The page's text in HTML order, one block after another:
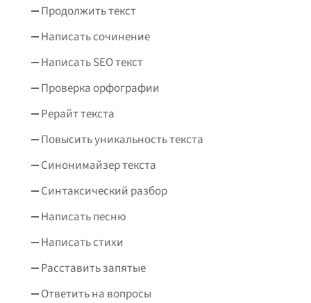
Продолжить текст
Написать сочинение
Написать SEO текст
Проверка орфографии
Рерайт текста
Повысить уникальность текста
Синонимайзер текста
Синтаксический разбор
Написать песню
Написать стихи
Расставить запятые
Ответить на вопросы